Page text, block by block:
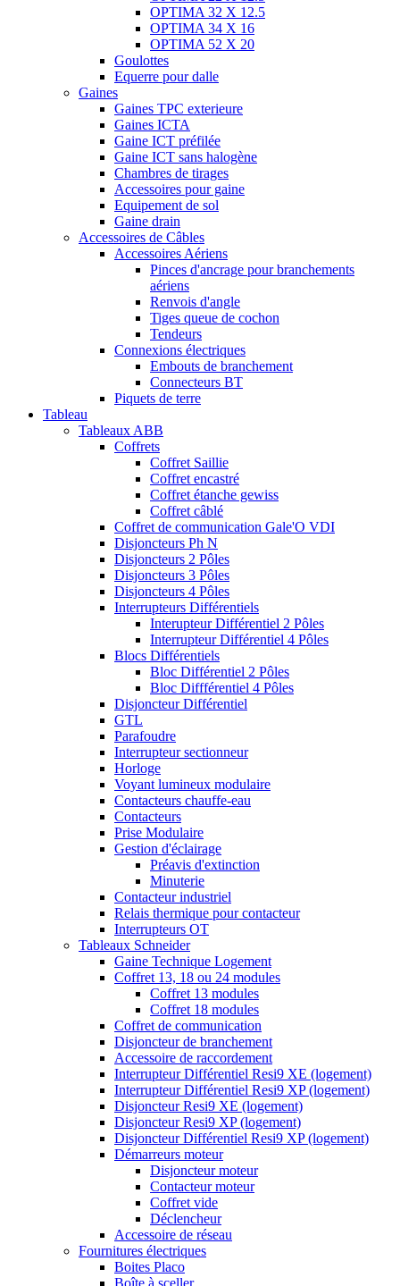
OPTIMA 32 X 12.5
OPTIMA 34 X 16
OPTIMA 52 X 20
Goulottes
Equerre pour dalle
Gaines
Gaines TPC exterieure
Gaines ICTA
Gaine ICT préfilée
Gaine ICT sans halogène
Chambres de tirages
Accessoires pour gaine
Equipement de sol
Gaine drain
Accessoires de Câbles
Accessoires Aériens
Pinces d'ancrage pour branchements
aériens
Renvois d'angle
Tiges queue de cochon
Tendeurs
Connexions électriques
Embouts de branchement
Connecteurs BT
Piquets de terre
Tableau
Tableaux ABB
Coffrets
Coffret Saillie
Coffret encastré
Coffret étanche gewiss
Coffret câblé
Coffret de communication Gale'O VDI
Disjoncteurs Ph N
Disjoncteurs 2 Pôles
Disjoncteurs 3 Pôles
Disjoncteurs 4 Pôles
Interrupteurs Différentiels
Interupteur Différentiel 2 Pôles
Interrupteur Différentiel 4 Pôles
Blocs Différentiels
Bloc Différentiel 2 Pôles
Bloc Diffférentiel 4 Pôles
Disjoncteur Différentiel
GTL
Parafoudre
Interrupteur sectionneur
Horloge
Voyant lumineux modulaire
Contacteurs chauffe-eau
Contacteurs
Prise Modulaire
Gestion d'éclairage
Préavis d'extinction
Minuterie
Contacteur industriel
Relais thermique pour contacteur
Interrupteurs OT
Tableaux Schneider
Gaine Technique Logement
Coffret 13, 18 ou 24 modules
Coffret 13 modules
Coffret 18 modules
Coffret de communication
Disjoncteur de branchement
Accessoire de raccordement
Interrupteur Différentiel Resi9 XE (logement)
Interrupteur Différentiel Resi9 XP (logement)
Disjoncteur Resi9 XE (logement)
Disjoncteur Resi9 XP (logement)
Disjoncteur Différentiel Resi9 XP (logement)
Démarreurs moteur
Disjoncteur moteur
Contacteur moteur
Coffret vide
Déclencheur
Accessoire de réseau
Fournitures électriques
Boites Placo
Boîte à sceller